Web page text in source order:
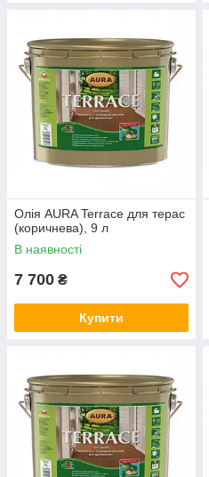
Олія AURA Terrace для терас
(коричнева), 9 л
В наявності
7 700 ₴
Купити